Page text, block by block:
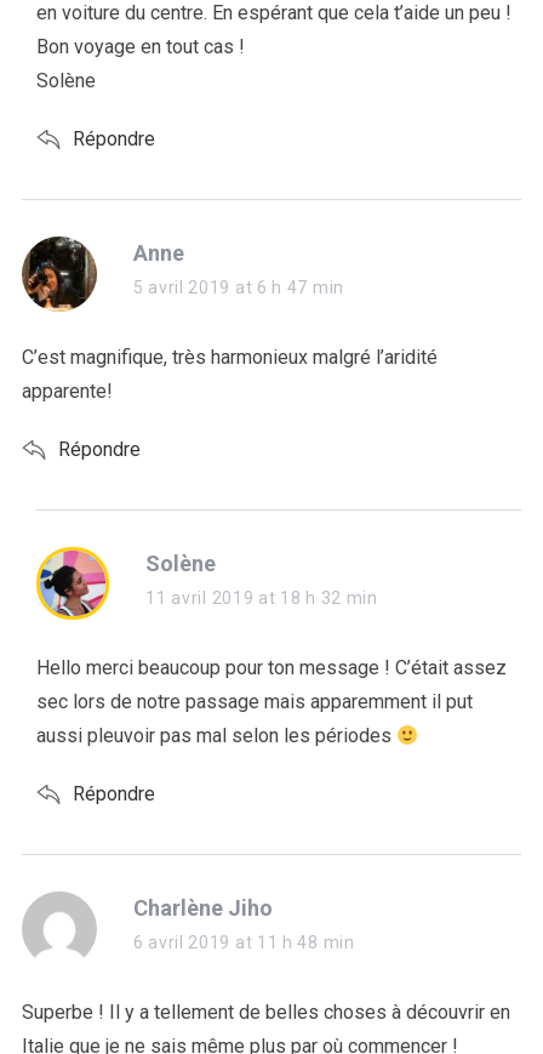
en voiture du centre. En espérant que cela t’aide un peu !
Bon voyage en tout cas !
Solène
Répondre
s
a
s
Anne
5 avril 2019 at 6 h 47 min
C’est magnifique, très harmonieux malgré l’aridité
apparente!
Répondre
s
a
s
:
Solène
11 avril 2019 at 18 h 32 min
Hello merci beaucoup pour ton message ! C’était assez
sec lors de notre passage mais apparemment il put
aussi pleuvoir pas mal selon les périodes
Répondre
s
a
s
:
Charlène Jiho
6 avril 2019 at 11 h 48 min
Superbe ! Il y a tellement de belles choses à découvrir en
Italie que je ne sais même plus par où commencer !